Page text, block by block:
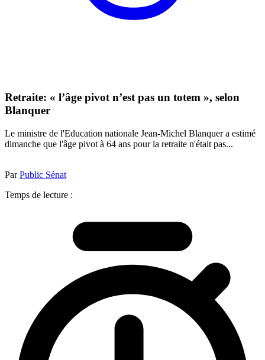
Retraite: « l’âge pivot n’est pas un totem », selon
Blanquer
Le ministre de l'Education nationale Jean-Michel Blanquer a estimé
dimanche que l'âge pivot à 64 ans pour la retraite n'était pas...
ParPublic Sénat
Temps de lecture :